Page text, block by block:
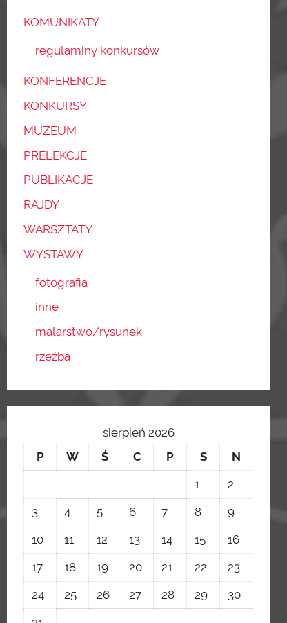
KOMUNIKATY
regulaminy konkursów
KONFERENCJE
KONKURSY
MUZEUM
PRELEKCJE
PUBLIKACJE
RAJDY
WARSZTATY
WYSTAWY
fotografia
inne
malarstwo/rysunek
rzeźba
sierpień 2026
P
W Ś C P S
N
1
2
3
4 5 6 7 8
9
10
11 12 13 14 15
16
17
18 19 20 21 22
23
24
25 26 27 28 29
30